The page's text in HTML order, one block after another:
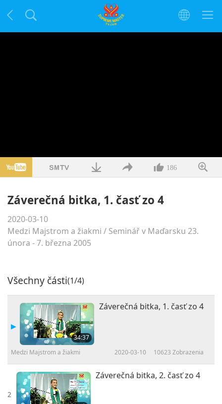
186
Záverečná bitka, 1. časť zo 4
2020-03-10
Medzi Majstrom a žiakmi / Seminář v Maďarsku 23.
února - 7. března 2005
Všechny části(1/4)
34:37
Záverečná bitka, 1. časť zo 4
Medzi Majstrom a žiakmi 2020-03-10 10623 Zobrazenia
2
Záverečná bitka, 2. časť zo 4